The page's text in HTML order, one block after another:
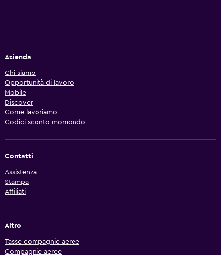
Azienda
Chi siamo
Opportunità di lavoro
Mobile
Discover
Come lavoriamo
Codici sconto momondo
Contatti
Assistenza
Stampa
Affiliati
Altro
Tasse compagnie aeree
Compagnie aeree